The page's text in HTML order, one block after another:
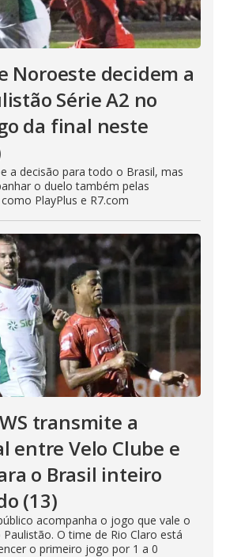
Noroeste decidem a
Série A2 no
da final neste
a decisão para todo o Brasil, mas
o duelo também pelas
PlayPlus e R7.com
transmite a
entre Velo Clube e
o Brasil inteiro
(13)
acompanha o jogo que vale o
O time de Rio Claro está
o primeiro jogo por 1 a 0